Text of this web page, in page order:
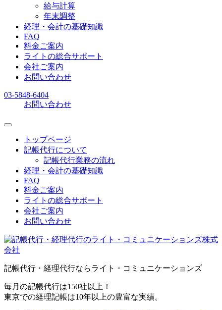
給与計算
年末調整
経理・会計の基礎知識
FAQ
料金ご案内
ライトの総合サポート
会社ご案内
お問い合わせ
03-5848-6404
お問い合わせ
トップページ
記帳代行について
記帳代行業務の流れ
経理・会計の基礎知識
FAQ
料金ご案内
ライトの総合サポート
会社ご案内
お問い合わせ
記帳代行・経理代行ならライト・コミュニケーションズ
毎月の記帳代行は150社以上！
東京での経理記帳は10年以上の豊富な実績。